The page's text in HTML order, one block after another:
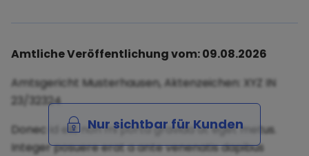
Amtliche Veröffentlichung vom: 09.08.2026
Amtsgericht Musterhausen, Aktenzeichen: XYZ IN
23/32324
Donec id elit non mi porta gravida at eget metus.
Integer posuere erat a ante venenatis dapibus
Nur sichtbar für Kunden